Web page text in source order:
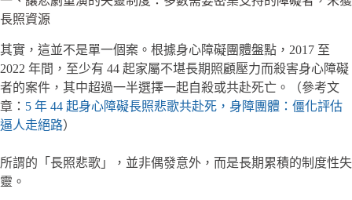
長照資源
其實，這並不是單一個案。根據身心障礙團體盤點，2017 至
2022 年間，至少有 44 起家屬不堪長期照顧壓力而殺害身心障礙
者的案件，其中超過一半選擇一起自殺或共赴死亡。（參考文
章： 5 年 44 起身心障礙長照悲歌共赴死，身障團體：僵化評估
逼人走絕路）
所謂的「長照悲歌」，並非偶發意外，而是長期累積的制度性失
靈。